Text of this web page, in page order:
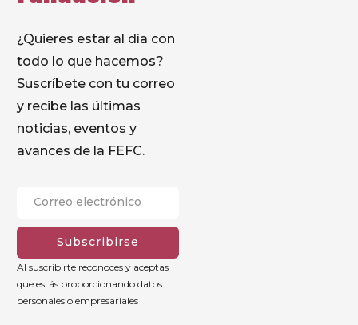
¿Quieres estar al día con
todo lo que hacemos?
Suscríbete con tu correo
y recibe las últimas
noticias, eventos y
avances de la FEFC.
Subscribirse
Al suscribirte reconoces y aceptas
que estás proporcionando datos
personales o empresariales